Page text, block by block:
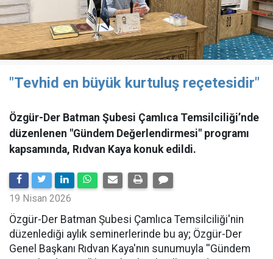
"Tevhid en büyük kurtuluş reçetesidir"
Özgür-Der Batman Şubesi Çamlıca Temsilciliği’nde
düzenlenen "Gündem Değerlendirmesi" programı
kapsamında, Rıdvan Kaya konuk edildi.
19 Nisan 2026
​Özgür-Der Batman Şubesi Çamlıca Temsilciliği'nin
düzenlediği aylık seminerlerinde bu ay; Özgür-Der
Genel Başkanı Rıdvan Kaya'nın sunumuyla ''Gündem